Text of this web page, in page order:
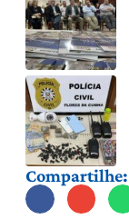
Compartilhe: